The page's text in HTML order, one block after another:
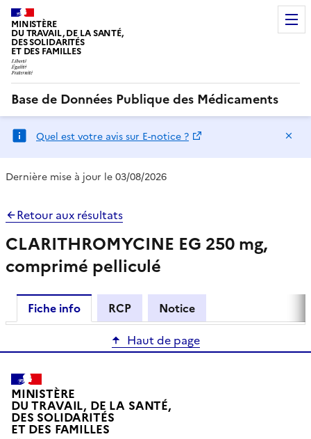
MINISTÈRE
DU TRAVAIL, DE LA SANTÉ,
DES SOLIDARITÉS
ET DES FAMILLES
Base de Données Publique des Médicaments
Quel est votre avis sur E-notice ?
Dernière mise à jour le 03/08/2026
Retour aux résultats
CLARITHROMYCINE EG 250 mg,
comprimé pelliculé
Fiche info RCP
Notice
Haut de page
MINISTÈRE
DU TRAVAIL, DE LA SANTÉ,
DES SOLIDARITÉS
ET DES FAMILLES